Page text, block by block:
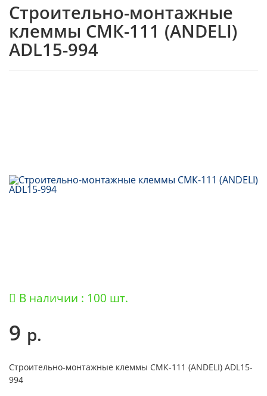
Строительно-монтажные
клеммы СМК-111 (ANDELI)
ADL15-994
В наличии : 100 шт.
9 р.
Строительно-монтажные клеммы СМК-111 (ANDELI) ADL15-
994